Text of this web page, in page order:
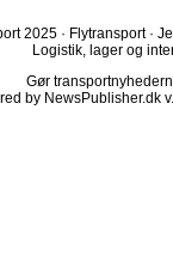
2025 · Flytransport ·
Logistik, lager og
Gør
by NewsPublisher.dk